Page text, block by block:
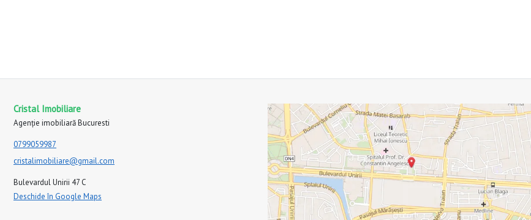
Cristal Imobiliare
Agenție imobiliară Bucuresti
0799059987
cristalimobiliare@gmail.com
Bulevardul Unirii 47 C
Deschide în Google Maps